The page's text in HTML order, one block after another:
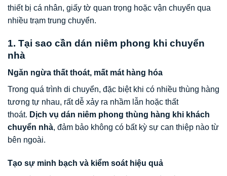
thiết bị cá nhân, giấy tờ quan trọng hoặc vận chuyển qua
nhiều trạm trung chuyển.
1. Tại sao cần dán niêm phong khi chuyển
nhà
Ngăn ngừa thất thoát, mất mát hàng hóa
Trong quá trình di chuyển, đặc biệt khi có nhiều thùng hàng
tương tự nhau, rất dễ xảy ra nhầm lẫn hoặc thất
thoát. Dịch vụ dán niêm phong thùng hàng khi khách
chuyển nhà, đảm bảo không có bất kỳ sự can thiệp nào từ
bên ngoài.
Tạo sự minh bạch và kiểm soát hiệu quả